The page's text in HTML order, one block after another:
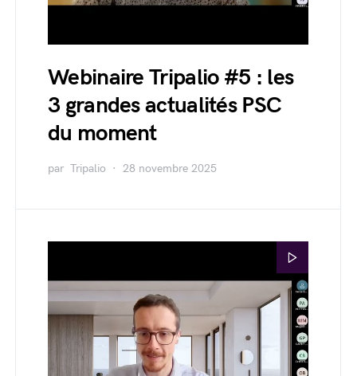
Webinaire Tripalio #5 : les
3 grandes actualités PSC
du moment
par Tripalio 28 novembre 2025